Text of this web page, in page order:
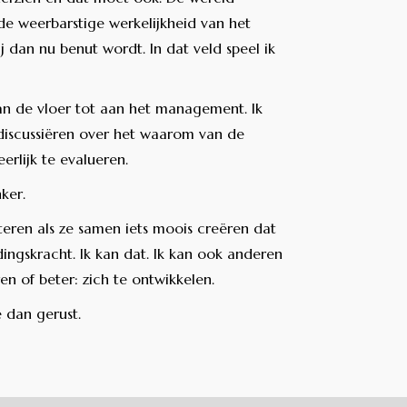
weerbarstige werkelijkheid van het
dan nu benut wordt. In dat veld speel ik
de vloer tot aan het management. Ik
over het waarom van de
te evalueren.
als ze samen iets moois creëren dat
Ik kan dat. Ik kan ook anderen
of beter: zich te ontwikkelen.
dan gerust.